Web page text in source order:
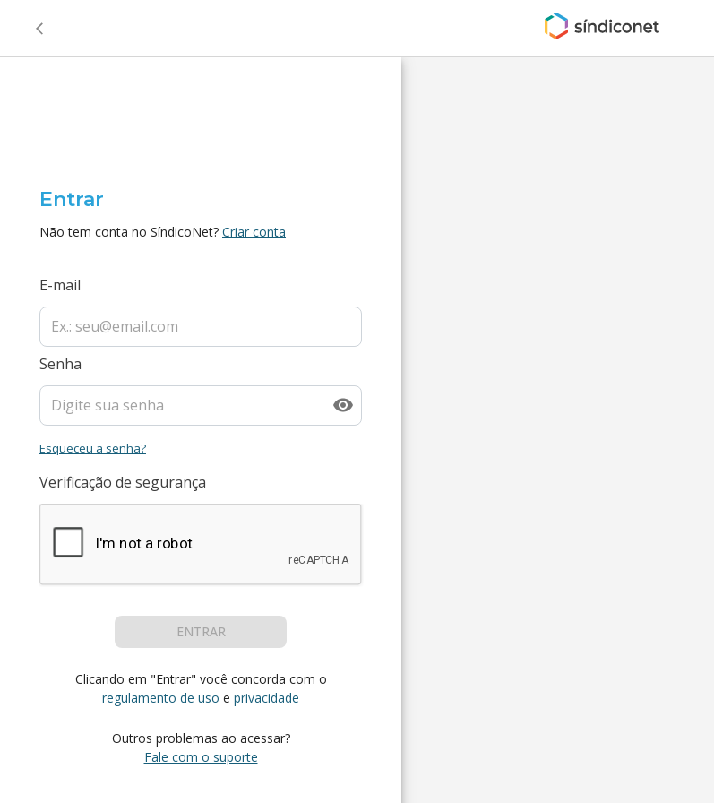
Entrar
Não tem conta no SíndicoNet? Criar conta
E-mail
Senha
Esqueceu a senha?
Verificação de segurança
ENTRAR
Clicando em "Entrar" você concorda com o
regulamento de uso e privacidade
Outros problemas ao acessar?
Fale com o suporte